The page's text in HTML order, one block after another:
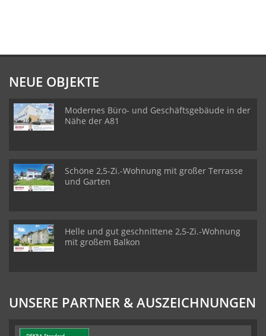
NEUE OBJEKTE
Modernes Büro- und Geschäftsgebäude in der
Nähe der A81
Schöne 2,5-Zi.-Wohnung mit großer Terrasse
und Garten
Helle und gut geschnittene 2,5-Zi.-Wohnung
mit großem Balkon
UNSERE PARTNER & AUSZEICHNUNGEN